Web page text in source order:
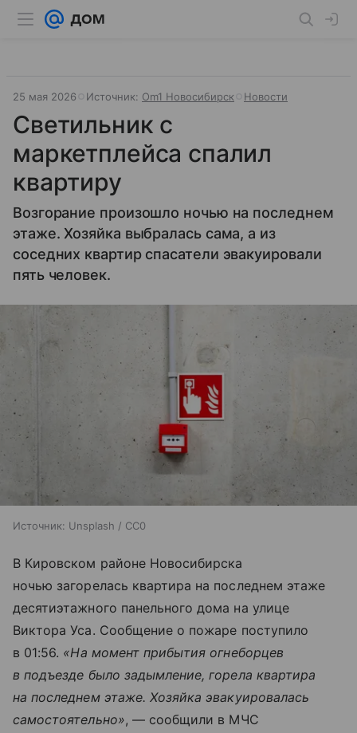
25 мая 2026 Источник: Om1 Новосибирск Новости
Светильник с
маркетплейса спалил
квартиру
Возгорание произошло ночью на последнем
этаже. Хозяйка выбралась сама, а из
соседних квартир спасатели эвакуировали
пять человек.
Источник: Unsplash / CC0
В Кировском районе Новосибирска
ночью загорелась квартира на последнем этаже
десятиэтажного панельного дома на улице
Виктора Уса. Сообщение о пожаре поступило
в 01:56. «На момент прибытия огнеборцев
в подъезде было задымление, горела квартира
на последнем этаже. Хозяйка эвакуировалась
самостоятельно», — сообщили в МЧС